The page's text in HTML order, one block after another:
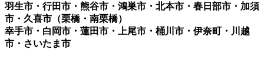
羽生市・行田市・熊谷市・鴻巣市・北本市・春日部市・加須
市・久喜市（栗橋・南栗橋）
幸手市・白岡市・蓮田市・上尾市・桶川市・伊奈町・川越
市・さいたま市